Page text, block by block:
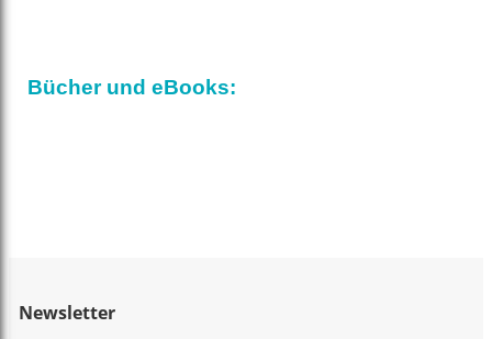
Bücher und eBooks:
Newsletter